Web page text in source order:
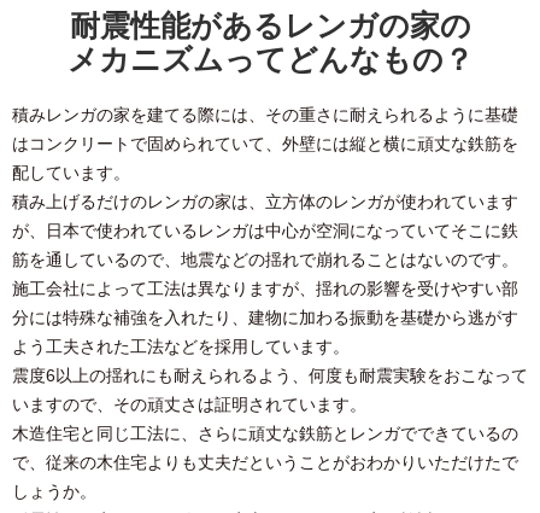
耐震性能があるレンガの家の
メカニズムってどんなもの？
積みレンガの家を建てる際には、その重さに耐えられるように基礎
はコンクリートで固められていて、外壁には縦と横に頑丈な鉄筋を
配しています。
積み上げるだけのレンガの家は、立方体のレンガが使われています
が、日本で使われているレンガは中心が空洞になっていてそこに鉄
筋を通しているので、地震などの揺れで崩れることはないのです。
施工会社によって工法は異なりますが、揺れの影響を受けやすい部
分には特殊な補強を入れたり、建物に加わる振動を基礎から逃がす
よう工夫された工法などを採用しています。
震度6以上の揺れにも耐えられるよう、何度も耐震実験をおこなって
いますので、その頑丈さは証明されています。
木造住宅と同じ工法に、さらに頑丈な鉄筋とレンガでできているの
で、従来の木住宅よりも丈夫だということがおわかりいただけたで
しょうか。